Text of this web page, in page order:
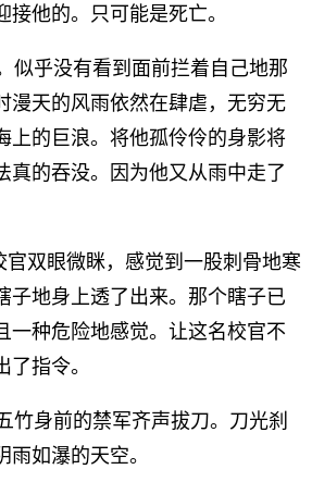
接他的。只可能是死亡。
乎没有看到面前拦着自己地那
漫天的风雨依然在肆虐，无穷无
上的巨浪。将他孤伶伶的身影将
真的吞没。因为他又从雨中走了
双眼微眯，感觉到一股刺骨地寒
子地身上透了出来。那个瞎子已
一种危险地感觉。让这名校官不
指令。
身前的禁军齐声拔刀。刀光刹
如瀑的天空。